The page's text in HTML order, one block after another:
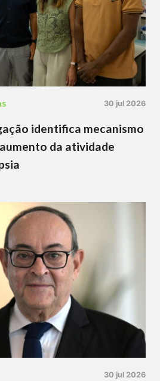
30 jul 2026
identifica mecanismo
da atividade
30 jul 2026